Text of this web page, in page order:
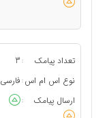
تعداد پیامک :
3
نوع اس ام اس : فارسی
ارسال پیامک
: